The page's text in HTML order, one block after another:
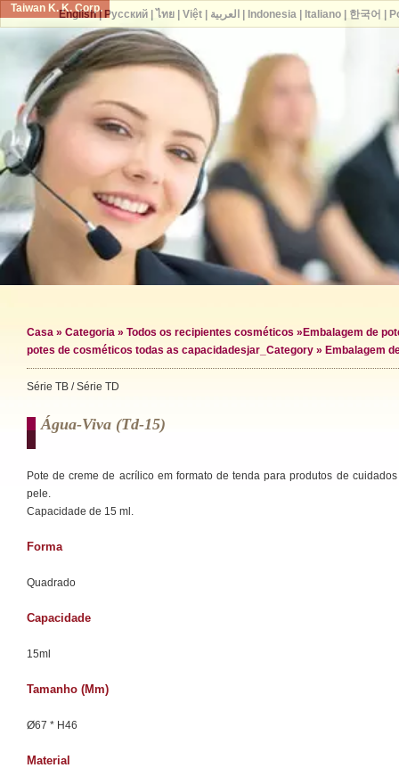
Taiwan K. K. Corp.
Casa » Categoria » Todos os recipientes cosméticos » Embalagem de
potes de cosméticos todas as capacidadesjar_Category » Embalagem
Série TB / Série TD
Água-Viva (td-15)
Pote de creme de acrílico em formato de tenda para produtos de
pele.
Capacidade de 15 ml.
Forma
Quadrado
Capacidade
15ml
Tamanho (mm)
Ø67 * H46
Material
English| Русский| ไทย| Việt| العربية Indonesia| Italiano| 한국어